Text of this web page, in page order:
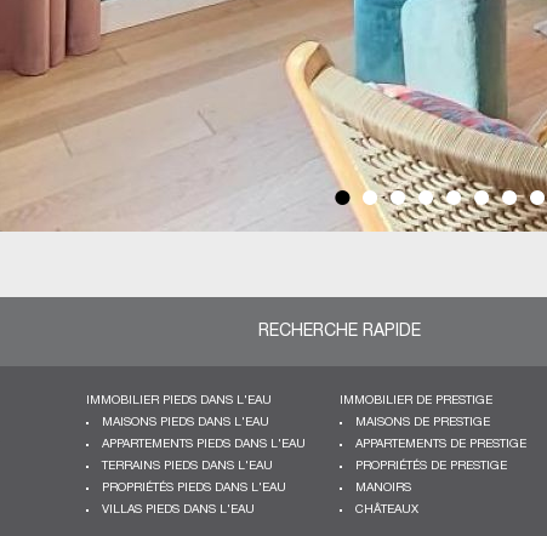
RECHERCHE RAPIDE
IMMOBILIER PIEDS DANS L'EAU
MAISONS PIEDS DANS L'EAU
APPARTEMENTS PIEDS DANS L'EAU
TERRAINS PIEDS DANS L'EAU
PROPRIÉTÉS PIEDS DANS L'EAU
VILLAS PIEDS DANS L'EAU
IMMOBILIER DE PRESTIGE
MAISONS DE PRESTIGE
APPARTEMENTS DE PRESTIGE
PROPRIÉTÉS DE PRESTIGE
MANOIRS
CHÂTEAUX